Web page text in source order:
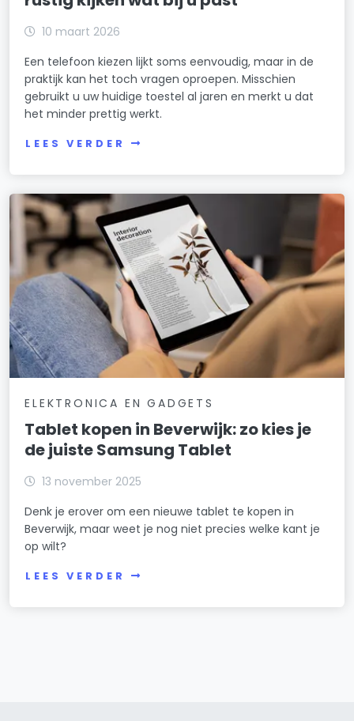
10 maart 2026
Een telefoon kiezen lijkt soms eenvoudig, maar in de
praktijk kan het toch vragen oproepen. Misschien
gebruikt u uw huidige toestel al jaren en merkt u dat
het minder prettig werkt.
LEES VERDER
ELEKTRONICA EN GADGETS
Tablet kopen in Beverwijk: zo kies je
de juiste Samsung Tablet
13 november 2025
Denk je erover om een nieuwe tablet te kopen in
Beverwijk, maar weet je nog niet precies welke kant je
op wilt?
LEES VERDER